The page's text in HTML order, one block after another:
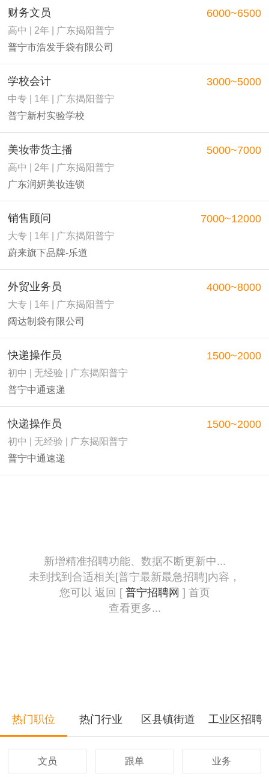
财务文员
高中 | 2年 | 广东揭阳普宁
普宁市浩发手袋有限公司
6000~6500
学校会计
中专 | 1年 | 广东揭阳普宁
普宁新村实验学校
3000~5000
美妆带货主播
高中 | 2年 | 广东揭阳普宁
广东润妍美妆连锁
5000~7000
销售顾问
大专 | 1年 | 广东揭阳普宁
蔚来旗下品牌-乐道
7000~12000
外贸业务员
大专 | 1年 | 广东揭阳普宁
阔达制袋有限公司
4000~8000
快递操作员
初中 | 无经验 | 广东揭阳普宁
普宁中通速递
1500~2000
快递操作员
初中 | 无经验 | 广东揭阳普宁
普宁中通速递
1500~2000
新增精准招聘功能、数据不断更新中...
未到找到合适相关[普宁最新最急招聘]内容，
您可以 返回 [ 普宁招聘网 ] 首页
查看更多...
热门职位 热门行业 区县镇街道 工业区招聘
文员 跟单 业务